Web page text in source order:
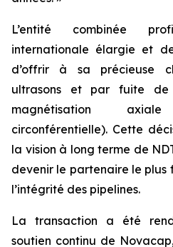
L’entité combinée
internationale élargie et
d’offrir à sa précieuse
ultrasons et par fuite
magnétisation
circonférentielle). Cette
la vision à long terme de
devenir le partenaire le plus
l’intégrité des pipelines.
La transaction a été
soutien continu de